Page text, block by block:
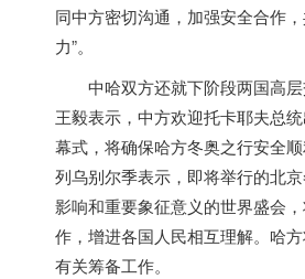
同中方密切沟通，加强安全合作
力”。
中哈双方还就下阶段两国高层
王毅表示，中方欢迎托卡耶夫总
幕式，将确保哈方冬奥之行安全
列乌别尔季表示，即将举行的北
影响和重要象征意义的世界盛会
作，增进各国人民相互理解。哈
有关筹备工作。